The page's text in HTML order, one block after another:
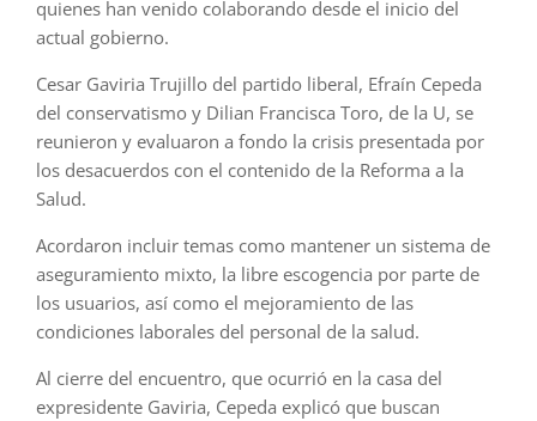
quienes han venido colaborando desde el inicio del
actual gobierno.
Cesar Gaviria Trujillo del partido liberal, Efraín Cepeda
del conservatismo y Dilian Francisca Toro, de la U, se
reunieron y evaluaron a fondo la crisis presentada por
los desacuerdos con el contenido de la Reforma a la
Salud.
Acordaron incluir temas como mantener un sistema de
aseguramiento mixto, la libre escogencia por parte de
los usuarios, así como el mejoramiento de las
condiciones laborales del personal de la salud.
Al cierre del encuentro, que ocurrió en la casa del
expresidente Gaviria, Cepeda explicó que buscan